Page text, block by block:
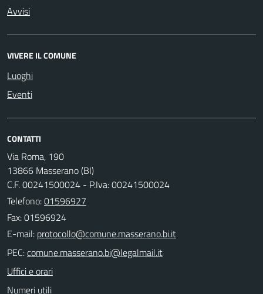
Avvisi
VIVERE IL COMUNE
Luoghi
Eventi
CONTATTI
Via Roma, 190
13866 Masserano (BI)
C.F. 00241500024 - P.Iva: 00241500024
Telefono:01596927
Fax: 01596924
E-mail:
PEC:
Uffici e orari
Numeri utili